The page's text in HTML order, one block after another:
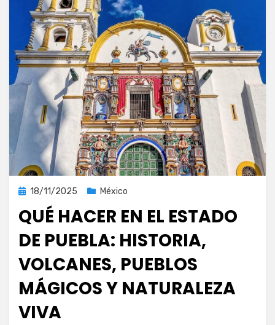
Publicada
18/11/2025 México
QUÉ HACER EN EL ESTADO
DE PUEBLA: HISTORIA,
VOLCANES, PUEBLOS
MÁGICOS Y NATURALEZA
VIVA